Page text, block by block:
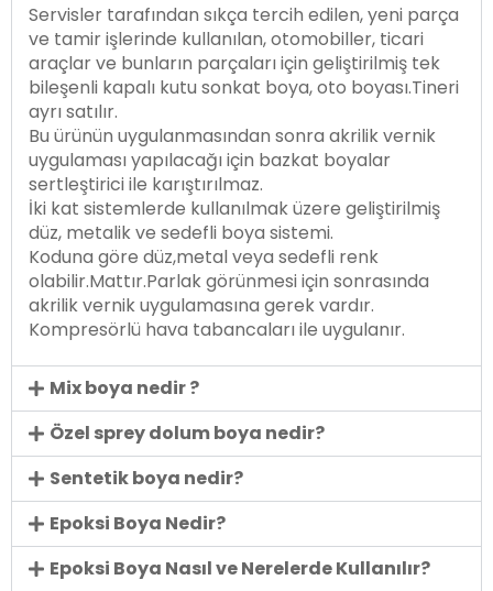
Servisler tarafından sıkça tercih edilen, yeni parça
ve tamir işlerinde kullanılan, otomobiller, ticari
araçlar ve bunların parçaları için geliştirilmiş tek
bileşenli kapalı kutu sonkat boya, oto boyası.Tineri
ayrı satılır.
Bu ürünün uygulanmasından sonra akrilik vernik
uygulaması yapılacağı için bazkat boyalar
sertleştirici ile karıştırılmaz.
İki kat sistemlerde kullanılmak üzere geliştirilmiş
düz, metalik ve sedefli boya sistemi.
Koduna göre düz,metal veya sedefli renk
olabilir.Mattır.Parlak görünmesi için sonrasında
akrilik vernik uygulamasına gerek vardır.
Kompresörlü hava tabancaları ile uygulanır.
Mix boya nedir ?
Özel sprey dolum boya nedir?
Sentetik boya nedir?
Epoksi Boya Nedir?
Epoksi Boya Nasıl ve Nerelerde Kullanılır?